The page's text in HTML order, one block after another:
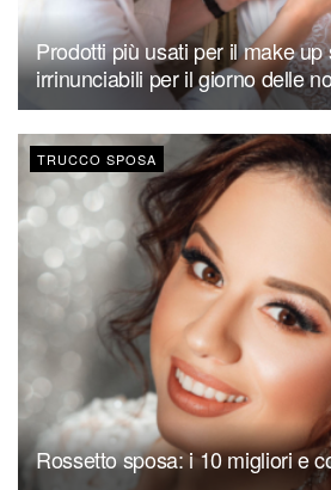
Prodotti più usati per il make up
irrinunciabili per il giorno delle
TRUCCO SPOSA
Rossetto sposa: i 10 migliori e